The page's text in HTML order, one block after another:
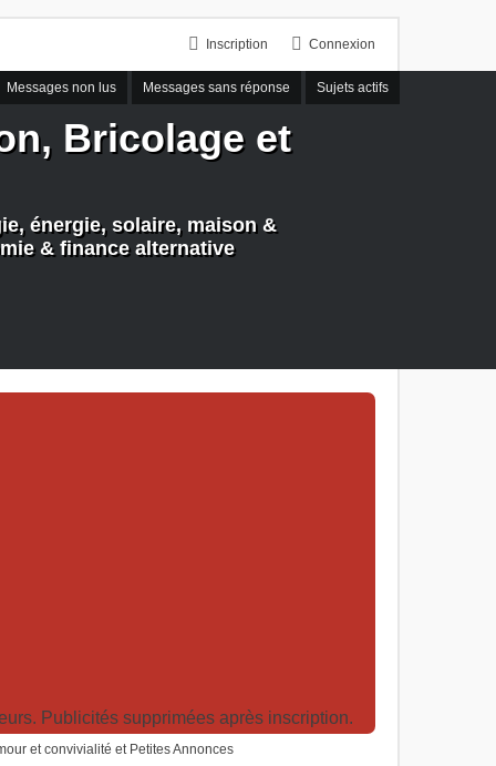
Connexion
Inscription
Messages non lus Messages sans réponse Sujets actifs
Bricolage et
énergie, solaire, maison &
& finance alternative
Publicités supprimées après inscription.
et convivialité et Petites Annonces